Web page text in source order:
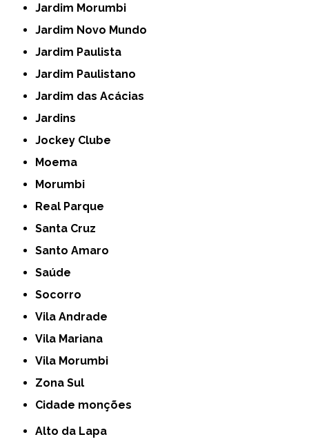
Jardim Morumbi
Jardim Novo Mundo
Jardim Paulista
Jardim Paulistano
Jardim das Acácias
Jardins
Jockey Clube
Moema
Morumbi
Real Parque
Santa Cruz
Santo Amaro
Saúde
Socorro
Vila Andrade
Vila Mariana
Vila Morumbi
Zona Sul
cidade monções
Alto da Lapa